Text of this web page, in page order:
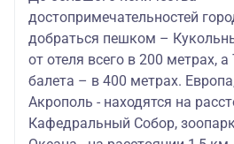
достопримечательностей
добраться пешком –
от отеля всего в 200 метрах,
балета – в 400 метрах.
Акрополь - находятся на
Кафедральный Собор,